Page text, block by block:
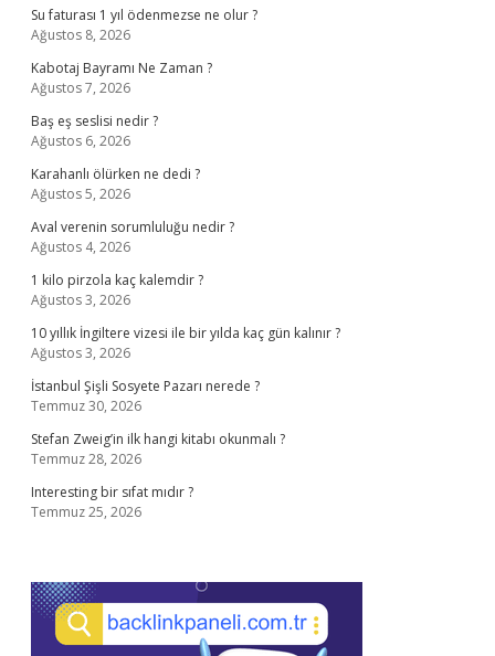
Su faturası 1 yıl ödenmezse ne olur ?
Ağustos 8, 2026
Kabotaj Bayramı Ne Zaman ?
Ağustos 7, 2026
Baş eş seslisi nedir ?
Ağustos 6, 2026
Karahanlı ölürken ne dedi ?
Ağustos 5, 2026
Aval verenin sorumluluğu nedir ?
Ağustos 4, 2026
1 kilo pirzola kaç kalemdir ?
Ağustos 3, 2026
10 yıllık İngiltere vizesi ile bir yılda kaç gün kalınır ?
Ağustos 3, 2026
İstanbul Şişli Sosyete Pazarı nerede ?
Temmuz 30, 2026
Stefan Zweig’in ilk hangi kitabı okunmalı ?
Temmuz 28, 2026
Interesting bir sıfat mıdır ?
Temmuz 25, 2026